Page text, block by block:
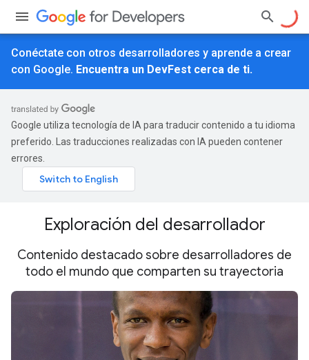
Conéctate con otros desarrolladores y aprende a crear
con Google. Encuentra un DevFest cerca de ti.
Google utiliza tecnología de IA para traducir contenido a tu idioma
preferido. Las traducciones realizadas con IA pueden contener
errores.
Exploración del desarrollador
Contenido destacado sobre desarrolladores de
todo el mundo que comparten su trayectoria